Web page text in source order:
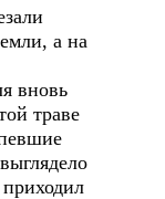
а на
вновь
траве